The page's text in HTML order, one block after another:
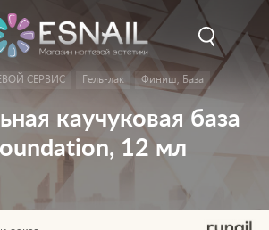
СЕРВИС Гель-лак Финиш, База
каучуковая база
12 мл